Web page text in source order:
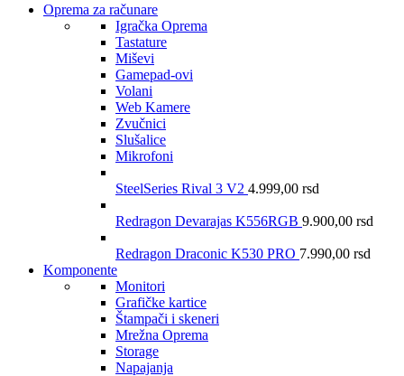
Oprema za računare
Igračka Oprema
Tastature
Miševi
Gamepad-ovi
Volani
Web Kamere
Zvučnici
Slušalice
Mikrofoni
SteelSeries Rival 3 V2 4.999,00 rsd
Redragon Devarajas K556RGB 9.900,00 rsd
Redragon Draconic K530 PRO 7.990,00 rsd
Komponente
Monitori
Grafičke kartice
Štampači i skeneri
Mrežna Oprema
Storage
Napajanja